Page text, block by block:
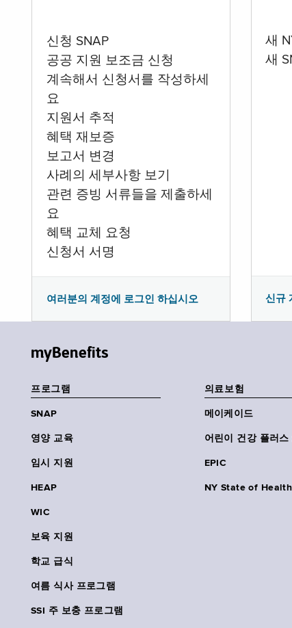
신청 SNAP
공공 지원 보조금 신청
계속해서 신청서를 작성하세
요
지원서 추적
혜택 재보증
보고서 변경
사례의 세부사항 보기
관련 증빙 서류들을 제출하세
요
혜택 교체 요청
신청서 서명
여러분의 계정에 로그인 하십시오
새
새
신규
myBenefits
프로그램
SNAP
영양 교육
임시 지원
HEAP
WIC
보육 지원
학교 급식
여름 식사 프로그램
SSI 주 보충 프로그램
의료보험
메이케이드
어린이 건강 플러스
EPIC
NY State of Health